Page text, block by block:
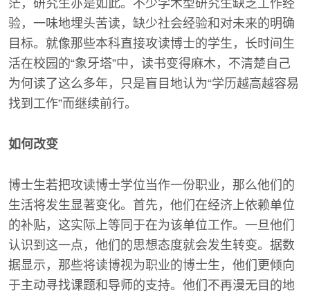
茫，研究生亦是如此。不少学术型研究生缺乏工作经
验，一味地埋头苦读，缺少社会经验和对未来的明确
目标。就像那些本科直接攻读博士的学生，长时间生
活在校园的“象牙塔”中，读书变得麻木，不清楚自己
为何读了这么多年，只是盲目地认为“学历越高越容易
找到工作”而继续前行。
如何改变
博士生若把攻读博士学位当作一份职业，那么他们的
生活将发生显著变化。首先，他们在经济上依赖单位
的补贴，这实际上等同于在为该单位工作。一旦他们
认识到这一点，他们的思想态度就会发生转变。据数
据显示，那些将读博视为职业的博士生，他们更倾向
于主动寻找课题和导师的支持。他们不再漫无目的地